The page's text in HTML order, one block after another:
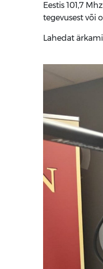
Eestis 101,7
tegevusest või
Lahedat